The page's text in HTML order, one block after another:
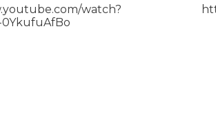
watch?
0YkufuAfBo